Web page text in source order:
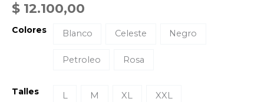
$ 12.100,00
Colores Blanco Celeste Negro
Petroleo Rosa
Talles L M XL XXL